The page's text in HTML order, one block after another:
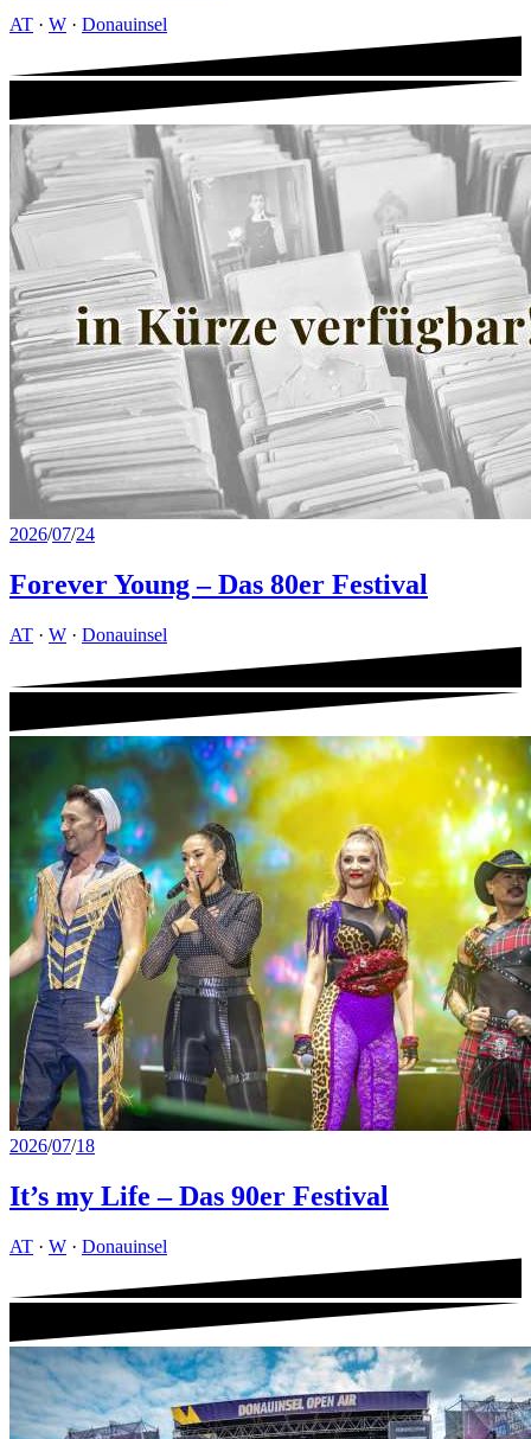
AT · W · Donauinsel
2026/07/24
Forever Young – Das 80er Festival
AT · W · Donauinsel
2026/07/18
It’s my Life – Das 90er Festival
AT · W · Donauinsel